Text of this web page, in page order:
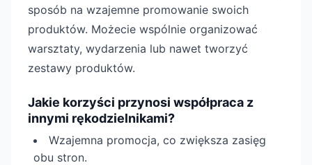
sposób na wzajemne promowanie swoich
produktów. Możecie wspólnie organizować
warsztaty, wydarzenia lub nawet tworzyć
zestawy produktów.
Jakie korzyści przynosi współpraca z
innymi rękodzielnikami?
Wzajemna promocja, co zwiększa zasięg
obu stron.